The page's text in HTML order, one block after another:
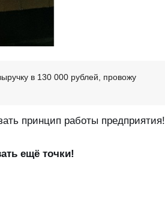
в 130 000 рублей, провожу
принцип работы предприятия!
ещё точки!